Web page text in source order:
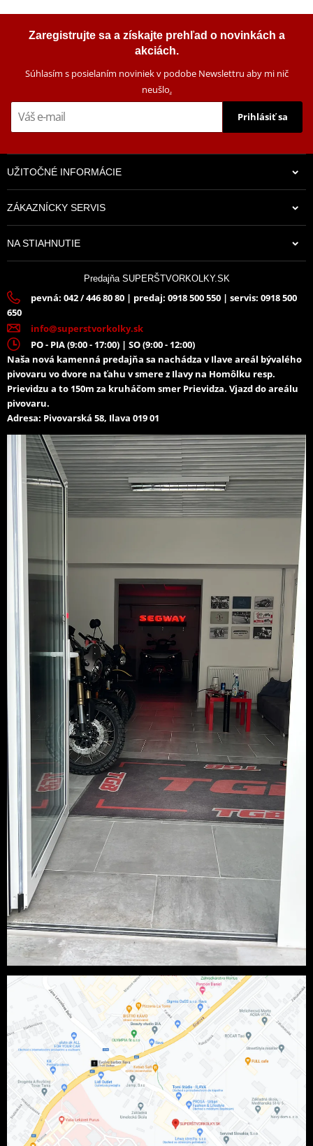
Zaregistrujte sa a získajte prehľad o novinkách a
akciách.
Súhlasím s posielaním noviniek v podobe Newslettru aby mi nič
neušlo.
Prihlásiť sa
UŽITOČNÉ INFORMÁCIE
ZÁKAZNÍCKY SERVIS
NA STIAHNUTIE
Predajňa SUPERŠTVORKOLKY.SK
pevná: 042 / 446 80 80 | predaj: 0918 500 550 | servis: 0918 500
650
info@superstvorkolky.sk
PO - PIA (9:00 - 17:00) | SO (9:00 - 12:00)
Naša nová kamenná predajňa sa nachádza v Ilave areál bývalého
pivovaru vo dvore na ťahu v smere z Ilavy na Homôlku resp.
Prievidzu a to 150m za kruháčom smer Prievidza. Vjazd do areálu
pivovaru.
Adresa: Pivovarská 58, Ilava 019 01